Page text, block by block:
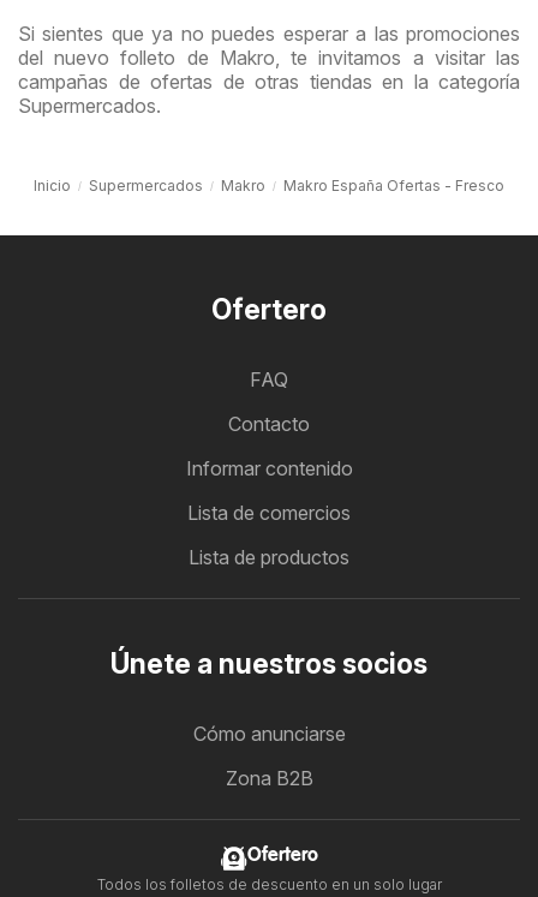
Si sientes que ya no puedes esperar a las promociones
del nuevo folleto de Makro, te invitamos a visitar las
campañas de ofertas de otras tiendas en la categoría
Supermercados.
Inicio Supermercados Makro Makro España Ofertas - Fresco
Ofertero
FAQ
Contacto
Informar contenido
Lista de comercios
Lista de productos
Únete a nuestros socios
Cómo anunciarse
Zona B2B
Ofertero
Todos los folletos de descuento en un solo lugar